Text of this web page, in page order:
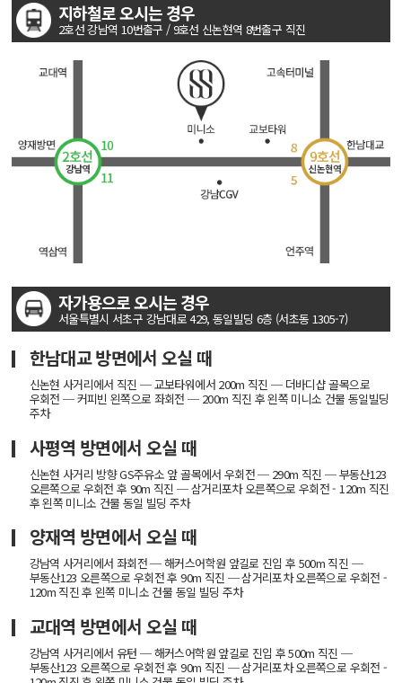
지하철로 오시는 경우
2호선 강남역 10번출구 / 9호선 신논현역 8번출구 직진
자가용으로 오시는 경우
서울특별시 서초구 강남대로 429, 동일빌딩 6층 (서초동 1305-7)
한남대교 방면에서 오실 때
신논현 사거리에서 직진 ─ 교보타워에서 200m 직진 ─ 더바디샵 골목으로
우회전 ─ 커피빈 왼쪽으로 좌회전 ─ 200m 직진 후 왼쪽 미니소 건물 동일빌딩
주차
사평역 방면에서 오실 때
신논현 사거리 방향 GS주유소 앞 골목에서 우회전 ─ 290m 직진 ─ 부동산123
오른쪽으로 우회전 후 90m 직진 ─ 삼거리포차 오른쪽으로 우회전 - 120m 직진
후 왼쪽 미니소 건물 동일 빌딩 주차
양재역 방면에서 오실 때
강남역 사거리에서 좌회전 ─ 해커스어학원 앞길로 진입 후 500m 직진 ─
부동산123 오른쪽으로 우회전 후 90m 직진 ─ 삼거리포차 오른쪽으로 우회전 -
120m 직진 후 왼쪽 미니소 건물 동일 빌딩 주차
교대역 방면에서 오실 때
강남역 사거리에서 유턴 ─ 해커스어학원 앞길로 진입 후 500m 직진 ─
부동산123 오른쪽으로 우회전 후 90m 직진 ─ 삼거리포차 오른쪽으로 우회전 -